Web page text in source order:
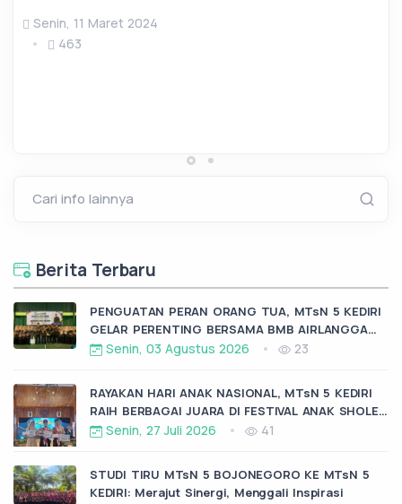
Senin, 11 Maret 2024
463
Cari info lainnya
Berita Terbaru
PENGUATAN PERAN ORANG TUA, MTsN 5 KEDIRI
GELAR PERENTING BERSAMA BMB AIRLANGGA
KRASSenin, 03 Agustus 2026 23
RAYAKAN HARI ANAK NASIONAL, MTsN 5 KEDIRI
RAIH BERBAGAI JUARA DI FESTIVAL ANAK SHOLEH
KABUPATEN KEDIRI
Senin, 27 Juli 2026 41
STUDI TIRU MTsN 5 BOJONEGORO KE MTsN 5
KEDIRI: Merajut Sinergi, Menggali Inspirasi